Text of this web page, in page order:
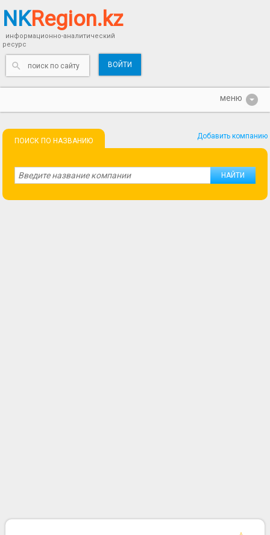
NKRegion.kz
информационно-аналитический
ресурс
ВОЙТИ
ПОИСК ПО НАЗВАНИЮ
Добавить компанию